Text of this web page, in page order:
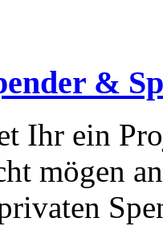
&
Ihr ein
mögen